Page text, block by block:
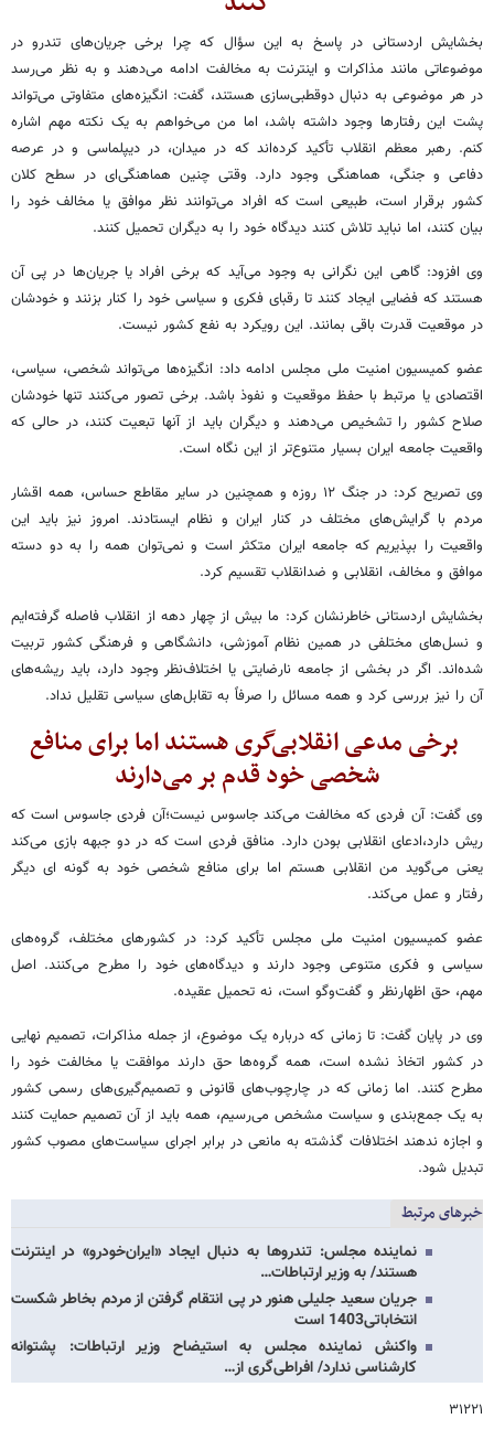
بخشایش اردستانی در پاسخ به این سؤال که چرا برخی جریان‌های تندرو در
موضوعاتی مانند مذاکرات و اینترنت به مخالفت ادامه می‌دهند و به نظر می‌رسد
در هر موضوعی به دنبال دوقطبی‌سازی هستند، گفت: انگیزه‌های متفاوتی می‌تواند
پشت این رفتارها وجود داشته باشد، اما من می‌خواهم به یک نکته مهم اشاره
کنم. رهبر معظم انقلاب تأکید کرده‌اند که در میدان، در دیپلماسی و در عرصه
دفاعی و جنگی، هماهنگی وجود دارد. وقتی چنین هماهنگی‌ای در سطح کلان
کشور برقرار است، طبیعی است که افراد می‌توانند نظر موافق یا مخالف خود را
بیان کنند، اما نباید تلاش کنند دیدگاه خود را به دیگران تحمیل کنند.
وی افزود: گاهی این نگرانی به وجود می‌آید که برخی افراد یا جریان‌ها در پی آن
هستند که فضایی ایجاد کنند تا رقبای فکری و سیاسی خود را کنار بزنند و خودشان
در موقعیت قدرت باقی بمانند. این رویکرد به نفع کشور نیست.
عضو کمیسیون امنیت ملی مجلس ادامه داد: انگیزه‌ها می‌تواند شخصی، سیاسی،
اقتصادی یا مرتبط با حفظ موقعیت و نفوذ باشد. برخی تصور می‌کنند تنها خودشان
صلاح کشور را تشخیص می‌دهند و دیگران باید از آنها تبعیت کنند، در حالی که
واقعیت جامعه ایران بسیار متنوع‌تر از این نگاه است.
وی تصریح کرد: در جنگ ۱۲ روزه و همچنین در سایر مقاطع حساس، همه اقشار
مردم با گرایش‌های مختلف در کنار ایران و نظام ایستادند. امروز نیز باید این
واقعیت را بپذیریم که جامعه ایران متکثر است و نمی‌توان همه را به دو دسته
موافق و مخالف، انقلابی و ضدانقلاب تقسیم کرد.
بخشایش اردستانی خاطرنشان کرد: ما بیش از چهار دهه از انقلاب فاصله گرفته‌ایم
و نسل‌های مختلفی در همین نظام آموزشی، دانشگاهی و فرهنگی کشور تربیت
شده‌اند. اگر در بخشی از جامعه نارضایتی یا اختلاف‌نظر وجود دارد، باید ریشه‌های
آن را نیز بررسی کرد و همه مسائل را صرفاً به تقابل‌های سیاسی تقلیل نداد.
برخی مدعی انقلابی‌گری هستند اما برای منافع
شخصی خود قدم بر می‌دارند
وی گفت: آن فردی که مخالفت می‌کند جاسوس نیست؛آن فردی جاسوس است که
ریش دارد،ادعای انقلابی بودن دارد. منافق فردی است که در دو جبهه بازی می‌کند
یعنی می‌گوید من انقلابی هستم اما برای منافع شخصی خود به گونه ای دیگر
رفتار و عمل می‌کند.
عضو کمیسیون امنیت ملی مجلس تأکید کرد: در کشورهای مختلف، گروه‌های
سیاسی و فکری متنوعی وجود دارند و دیدگاه‌های خود را مطرح می‌کنند. اصل
مهم، حق اظهارنظر و گفت‌وگو است، نه تحمیل عقیده.
وی در پایان گفت: تا زمانی که درباره یک موضوع، از جمله مذاکرات، تصمیم نهایی
در کشور اتخاذ نشده است، همه گروه‌ها حق دارند موافقت یا مخالفت خود را
مطرح کنند. اما زمانی که در چارچوب‌های قانونی و تصمیم‌گیری‌های رسمی کشور
به یک جمع‌بندی و سیاست مشخص می‌رسیم، همه باید از آن تصمیم حمایت کنند
و اجازه ندهند اختلافات گذشته به مانعی در برابر اجرای سیاست‌های مصوب کشور
تبدیل شود.
خبرهای مرتبط
نماینده مجلس: تندروها به دنبال ایجاد «ایران‌خودرو» در اینترنت
هستند/ به وزیر ارتباطات…
جریان سعید جلیلی هنور در پی انتقام گرفتن از مردم بخاطر شکست
انتخاباتی1403 است
واکنش نماینده مجلس به استیضاح وزیر ارتباطات: پشتوانه
کارشناسی ندارد/ افراطی‌گری از…
۳۱۲۲۱